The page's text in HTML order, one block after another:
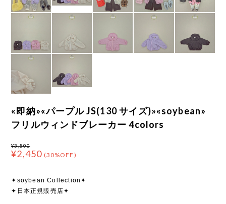
«即納»«パープル JS(130 サイズ)»«soybean»
フリルウィンドブレーカー 4colors
¥3,500
¥2,450 (30%OFF)
✦soybean Collection✦
✦日本正規販売店✦